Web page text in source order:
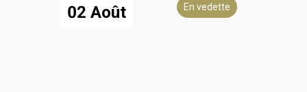
02 Août En vedette